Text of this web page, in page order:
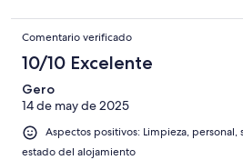
Comentario verificado
10/10 Excelente
Gero
14 de may de 2025
Aspectos positivos: Limpieza, personal,
estado del alojamiento